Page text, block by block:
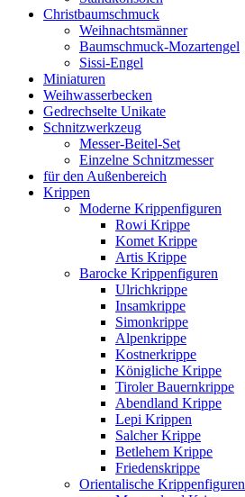
Christbaumschmuck
Weihnachtsmänner
Baumschmuck-Mozartengel
Sissi-Engel
Miniaturen
Weihwasserbecken
Gedrechselte Unikate
Schnitzwerkzeug
Messer-Beitel-Set
Einzelne Schnitzmesser
für den Außenbereich
Krippen
Moderne Krippenfiguren
Rowi Krippe
Komet Krippe
Artis Krippe
Barocke Krippenfiguren
Ulrichkrippe
Insamkrippe
Simonkrippe
Alpenkrippe
Kostnerkrippe
Königliche Krippe
Tiroler Bauernkrippe
Abendland Krippe
Lepi Krippen
Salcher Krippe
Betlehem Krippe
Friedenskrippe
Orientalische Krippenfiguren